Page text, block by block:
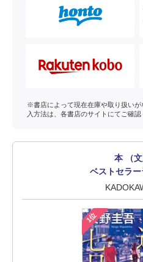
※書店によって現在在庫や取り扱い
入方法は、各書店のサイトにてご確認
本 （文
ベストセラ
1位